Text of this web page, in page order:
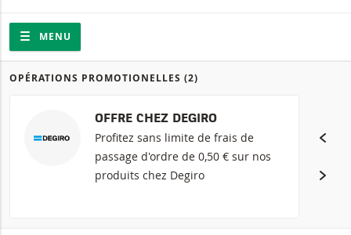
Navigation
Navigation sur le site
MENU
Produits
OPÉRATIONS PROMOTIONELLES (2)
OFFRE CHEZ DEGIRO
Profitez sans limite de frais de
passage d'ordre de 0,50 € sur nos
produits chez Degiro